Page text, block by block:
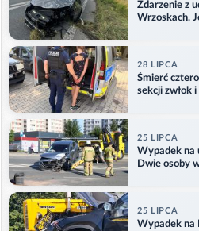
Zdarzenie z
Wrzoskach.
28 LIPCA
Śmierć
sekcji zwłok
25 LIPCA
Wypadek na
Dwie osoby
25 LIPCA
Wypadek na